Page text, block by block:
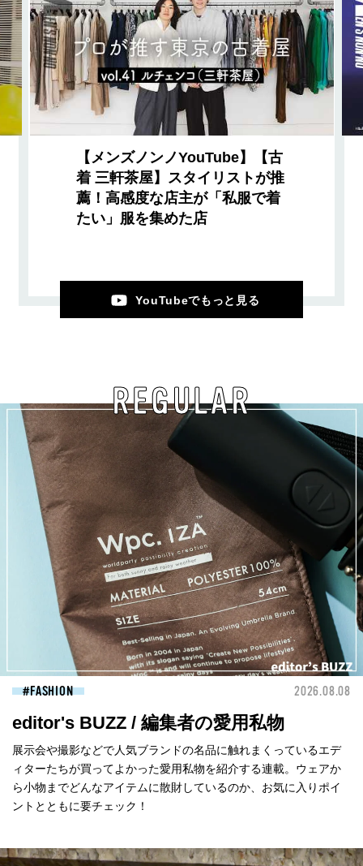
【メンズノンノYouTube】【古
着 三軒茶屋】スタイリストが推
薦！高感度な店主が「私服で着
たい」服を集めた店
YouTubeでもっと見る
REGULAR
FASHION 2026.08.08
editor's BUZZ / 編集者の愛用私物
展示会や撮影などで人気ブランドの名品に触れまくっているエデ
ィターたちが買ってよかった愛用私物を紹介する連載。ウェアか
ら小物までどんなアイテムに散財しているのか、お気に入りポイ
ントとともに要チェック！